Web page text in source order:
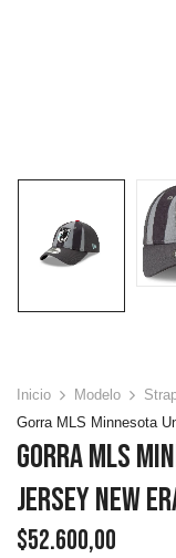
Inicio Modelo
Gorra MLS Minnesota
Gorra MLS
Jersey New
$52.600,00